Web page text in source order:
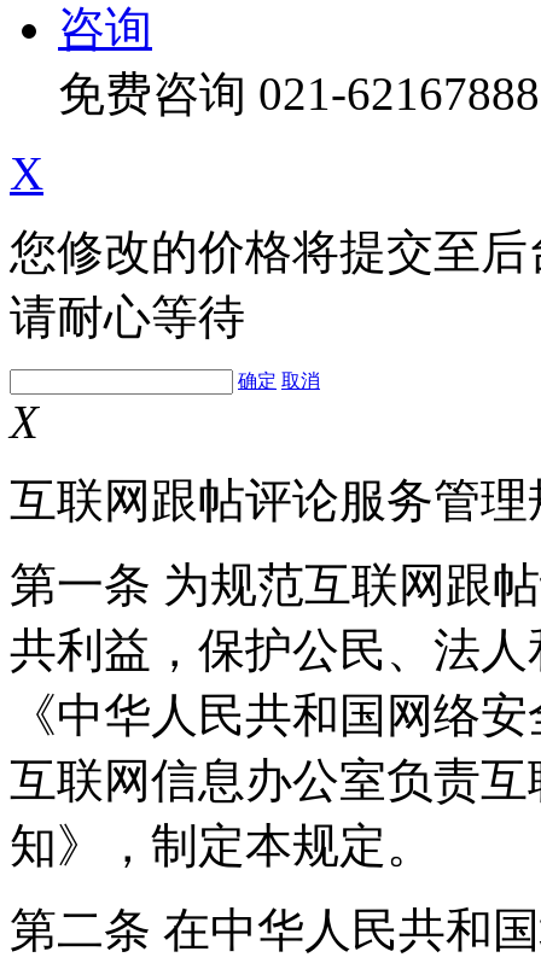
咨询
免费咨询 021-62167888
X
您修改的价格将提交至
请耐心等待
确定 取消
X
互联网跟帖评论服务管理
第一条 为规范互联网跟
共利益，保护公民、法
《中华人民共和国网络
互联网信息办公室负责
知》，制定本规定。
第二条 在中华人民共和